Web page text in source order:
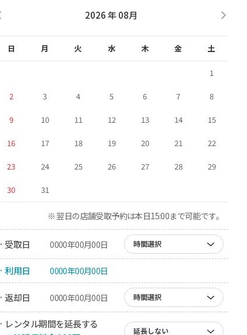
2026 年 08月
日 月 火 水 木 金 土
1
2 3 4 5 6 7 8
9 10 11 12 13 14 15
16 17 18 19 20 21 22
23 24 25 26 27 28 29
30 31
※ 翌日の店舗受取予約は本日15:00まで可能です。
· 受取日 0000年00月00日 時間選択
· 利用日 0000年00月00日
· 返却日 0000年00月00日 時間選択
· レンタル期間を延長する
延長しない